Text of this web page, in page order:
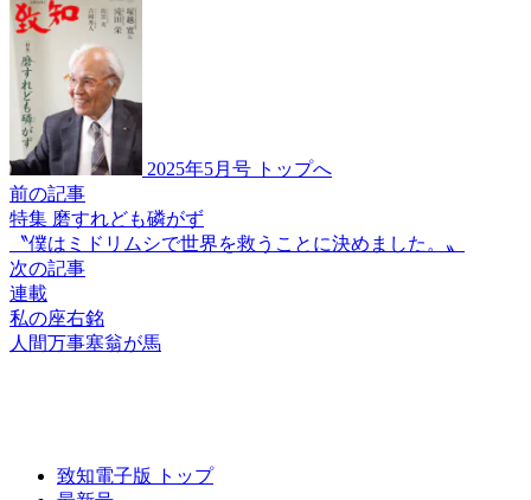
2025年5月号 トップへ
前の記事
特集 磨すれども磷がず
〝僕はミドリムシで世界を救うことに決めました。〟
次の記事
連載
私の座右銘
人間万事塞翁が馬
致知電子版 トップ